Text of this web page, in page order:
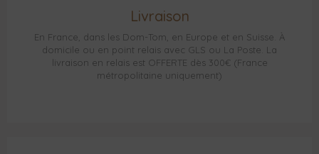
Livraison
En France, dans les Dom-Tom, en Europe et en Suisse. À
domicile ou en point relais avec GLS ou La Poste. La
livraison en relais est OFFERTE dès 300€ (France
métropolitaine uniquement)